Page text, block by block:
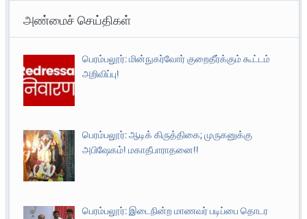
அண்மைச் செய்திகள்
பெரம்பலூர்: மின்நுகர்வோர் குறைதீர்க்கும் கூட்டம்
அறிவிப்பு!
பெரம்பலூர்: ஆடிக் கிருத்திகை; முருகனுக்கு
அபிஷேகம்! மகாதீபாராதனை!!
பெரம்பலூர்: இடைநின்ற மாணவர் படிப்பை தொடர